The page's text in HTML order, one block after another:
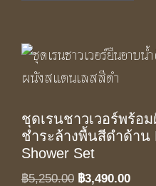
ชุดเรนชาวเวอร์พร้อ
ชำระล้างพื้นสีดำด้าน
Shower Set
฿5,250.00 Original
฿3,490.00